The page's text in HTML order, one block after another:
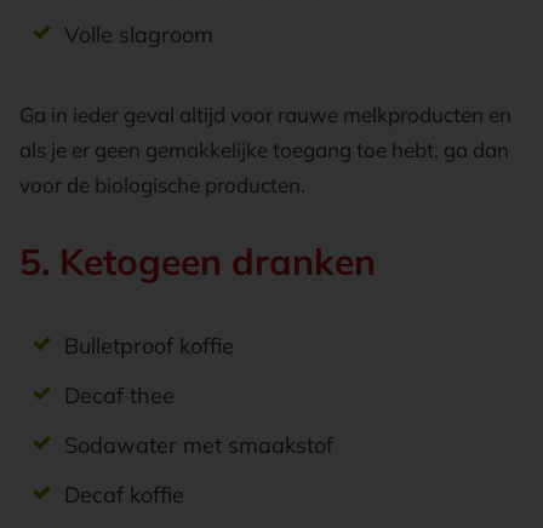
Volle slagroom
Ga in ieder geval altijd voor rauwe melkproducten en
als je er geen gemakkelijke toegang toe hebt, ga dan
voor de biologische producten.
5. Ketogeen dranken
Bulletproof koffie
Decaf thee
Sodawater met smaakstof
Decaf koffie